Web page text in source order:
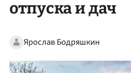
отпуска и дач
Ярослав Бодряшкин